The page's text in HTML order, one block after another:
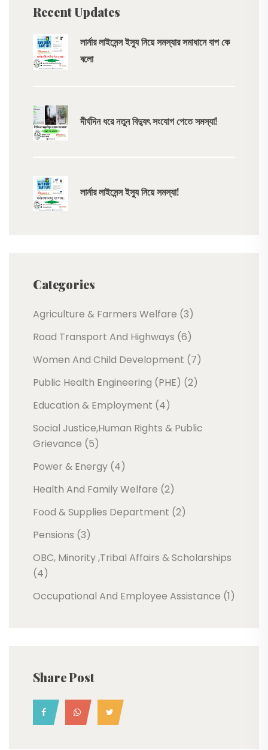
Recent Updates
লার্নার লাইসেন্স ইস্যু নিয়ে সমস্যার সমাধানে বাপ কে
বলো
দীর্ঘদিন ধরে নতুন বিদ্যুৎ সংযোগ পেতে সমস্যা!
লার্নার লাইসেন্স ইস্যু নিয়ে সমস্যা!
Categories
Agriculture & Farmers Welfare (3)
Road Transport And Highways (6)
Women And Child Development (7)
Public Health Engineering (PHE) (2)
Education & Employment (4)
Social Justice,Human Rights & Public
Grievance (5)
Power & Energy (4)
Health And Family Welfare (2)
Food & Supplies Department (2)
Pensions (3)
OBC, Minority ,Tribal Affairs & Scholarships
(4)
Occupational And Employee Assistance (1)
Share Post